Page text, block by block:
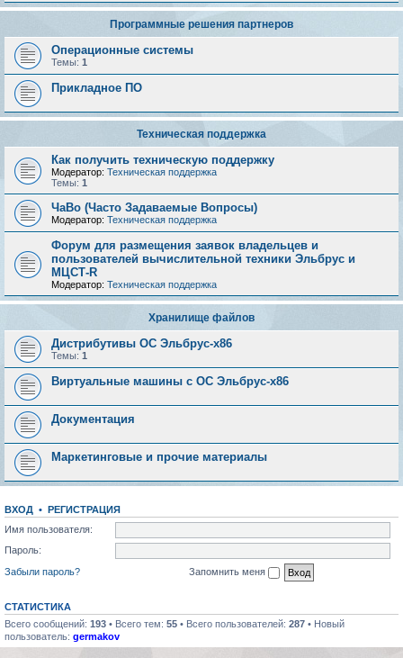
Программные решения партнеров
Операционные системы
Темы: 1
Прикладное ПО
Техническая поддержка
Как получить техническую поддержку
Модератор: Техническая поддержка
Темы: 1
ЧаВо (Часто Задаваемые Вопросы)
Модератор: Техническая поддержка
Форум для размещения заявок владельцев и
пользователей вычислительной техники Эльбрус и
МЦСТ-R
Модератор: Техническая поддержка
Хранилище файлов
Дистрибутивы ОС Эльбрус-x86
Темы: 1
Виртуальные машины с ОС Эльбрус-x86
Документация
Маркетинговые и прочие материалы
ВХОД • РЕГИСТРАЦИЯ
Имя пользователя:
Пароль:
Забыли пароль?
Запомнить меня
СТАТИСТИКА
Всего сообщений: 193 • Всего тем: 55 • Всего пользователей: 287 • Новый
пользователь: germakov